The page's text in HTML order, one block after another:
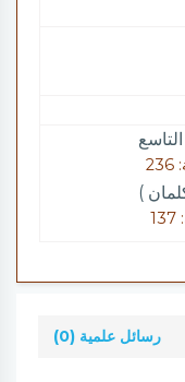
)
رسائل علمية (0)